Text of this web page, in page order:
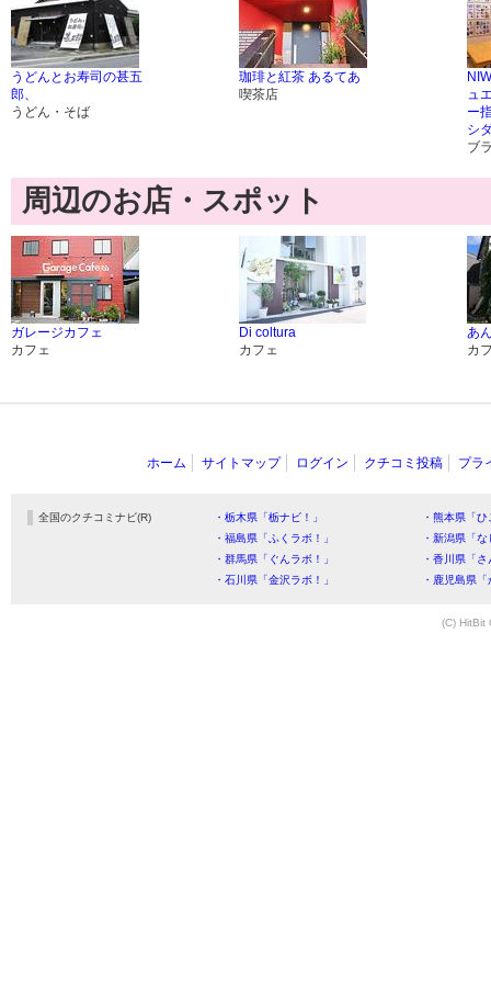
うどんとお寿司の甚五
郎、
うどん・そば
珈琲と紅茶 あるてあ
喫茶店
ュ
ー
シ
ブ
周辺のお店・スポット
ガレージカフェ
カフェ
Di coltura
カフェ
あ
カ
ホーム サイトマップ ログイン クチコミ投稿 プラ
全国のクチコミナビ(R) ・栃木県「栃ナビ！」
・熊本県「
・福島県「ふくラボ！」
・新潟県「
・群馬県「ぐんラボ！」
・香川県「
・石川県「金沢ラボ！」
・鹿児島県
(C) HitBit